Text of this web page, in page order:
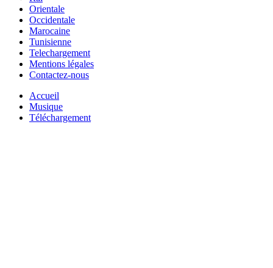
Orientale
Occidentale
Marocaine
Tunisienne
Telechargement
Mentions légales
Contactez-nous
Accueil
Musique
Téléchargement